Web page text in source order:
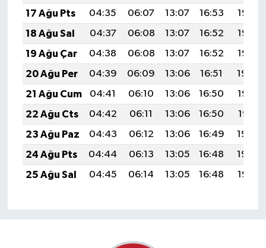
17 Ağu Pts
04:35 06:07 13:07 16:53
19:58
18 Ağu Sal
04:37 06:08 13:07 16:52
19:56
19 Ağu Çar
04:38 06:08 13:07 16:52
19:55
20 Ağu Per
04:39 06:09 13:06 16:51
19:54
21 Ağu Cum
04:41 06:10 13:06 16:50
19:52
22 Ağu Cts
04:42 06:11 13:06 16:50
19:51
23 Ağu Paz
04:43 06:12 13:06 16:49
19:49
24 Ağu Pts
04:44 06:13 13:05 16:48
19:48
25 Ağu Sal
04:45 06:14 13:05 16:48 19:47